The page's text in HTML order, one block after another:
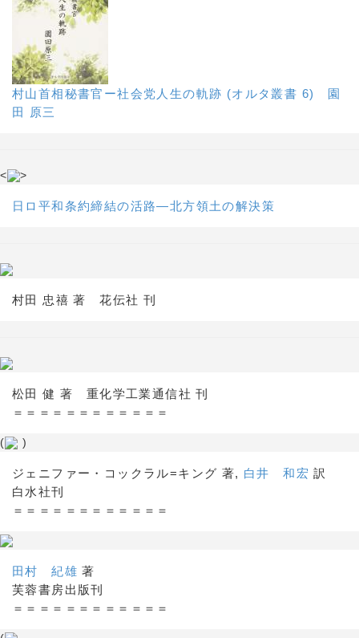
村山首相秘書官ー社会党人生の軌跡 (オルタ叢書 6) 園
田 原三
< >
日ロ平和条約締結の活路―北方領土の解決策
村田 忠禧 著 花伝社 刊
松田 健 著 重化学工業通信社 刊
＝＝＝＝＝＝＝＝＝＝＝＝
( )
ジェニファー・コックラル=キング 著, 白井 和宏 訳
白水社刊
＝＝＝＝＝＝＝＝＝＝＝＝
田村 紀雄 著
芙蓉書房出版刊
＝＝＝＝＝＝＝＝＝＝＝＝